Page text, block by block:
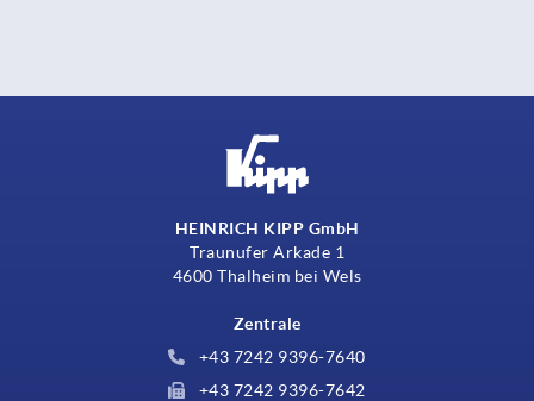
HEINRICH KIPP GmbH
Traunufer Arkade 1
4600 Thalheim bei Wels
Zentrale
+43 7242 9396-7640
+43 7242 9396-7642